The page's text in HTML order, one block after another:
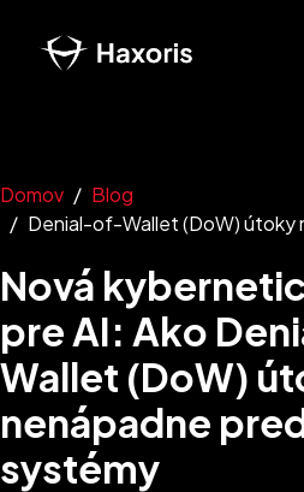
Domov
Blog
Denial-of-Wallet (DoW) útoky
Nová
pre AI: Ako
Wallet (DoW)
nenápadne
systémy